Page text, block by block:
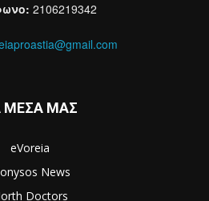
2106219342
ΜΕΣΑ ΜΑΣ
eVoreia
News
Doctors